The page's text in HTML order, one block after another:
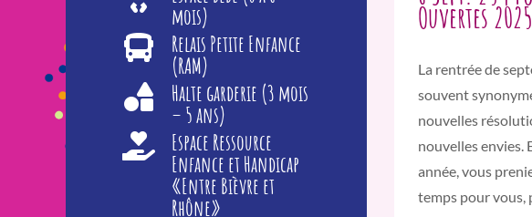
mois)
Relais Petite Enfance
(RAM)
Halte garderie (3 mois
– 5 ans)
Espace Ressource
Enfance et Handicap
«Entre Bièvre et
Rhône»
Ouvertes 2025
La rentrée de
souvent
nouvelles
nouvelles envies.
année, vous
temps pour vous,